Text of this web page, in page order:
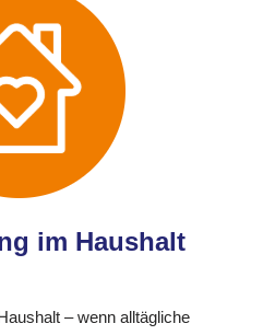
im Haushalt
– wenn alltägliche